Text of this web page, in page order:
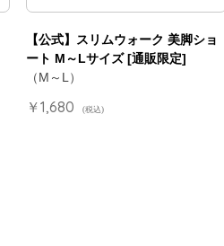
【公式】スリムウォーク 美脚ショ
ート M～Lサイズ [通販限定]
（M～L）
￥1,680 (税込)